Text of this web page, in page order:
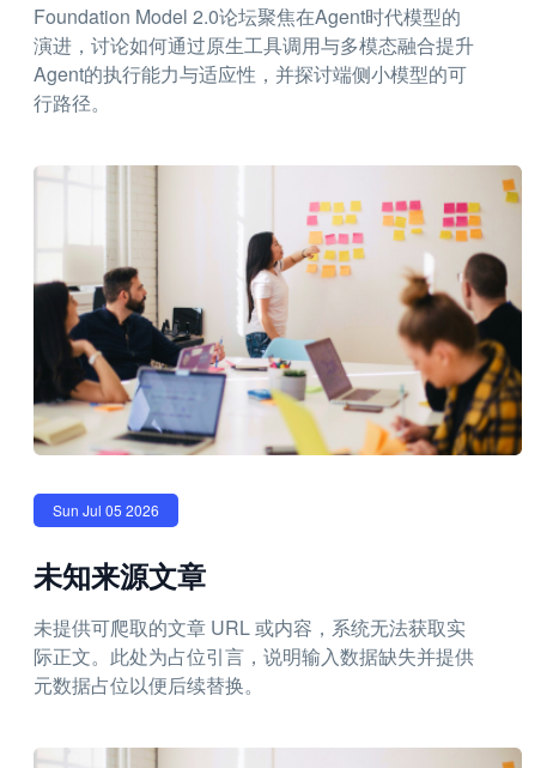
Foundation Model 2.0论坛聚焦在Agent时代模型的
演进，讨论如何通过原生工具调用与多模态融合提升
Agent的执行能力与适应性，并探讨端侧小模型的可
行路径。
Sun Jul 05 2026
未知来源文章
未提供可爬取的文章 URL 或内容，系统无法获取实
际正文。此处为占位引言，说明输入数据缺失并提供
元数据占位以便后续替换。